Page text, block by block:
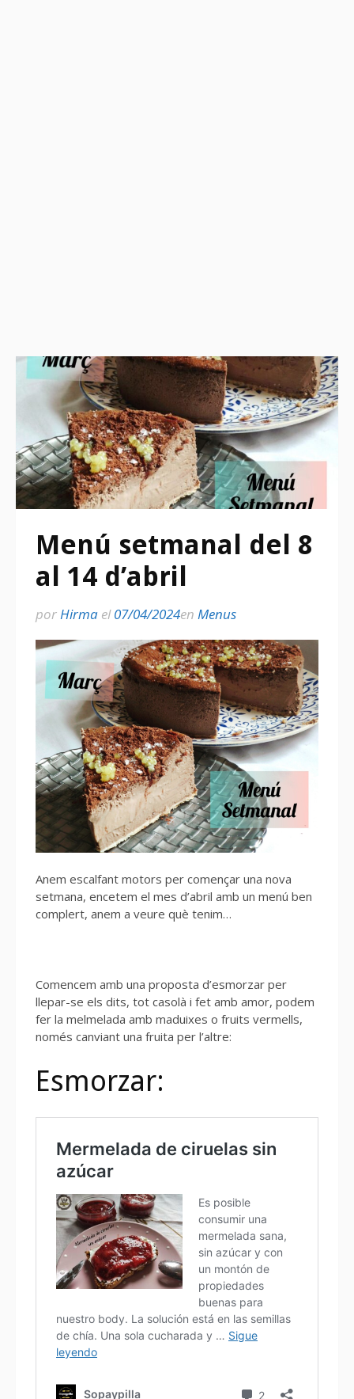
Menú setmanal del 8
al 14 d’abril
porHirma el07/04/2024en Menus
Anem escalfant motors per començar una nova
setmana, encetem el mes d’abril amb un menú ben
complert, anem a veure què tenim…
Comencem amb una proposta d’esmorzar per
llepar-se els dits, tot casolà i fet amb amor, podem
fer la melmelada amb maduixes o fruits vermells,
només canviant una fruita per l’altre:
Esmorzar: